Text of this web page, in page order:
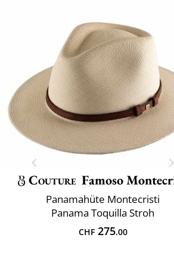
Couture Famoso
Panamahüte Montecristi
Panama Toquilla Stroh
CHF275.00